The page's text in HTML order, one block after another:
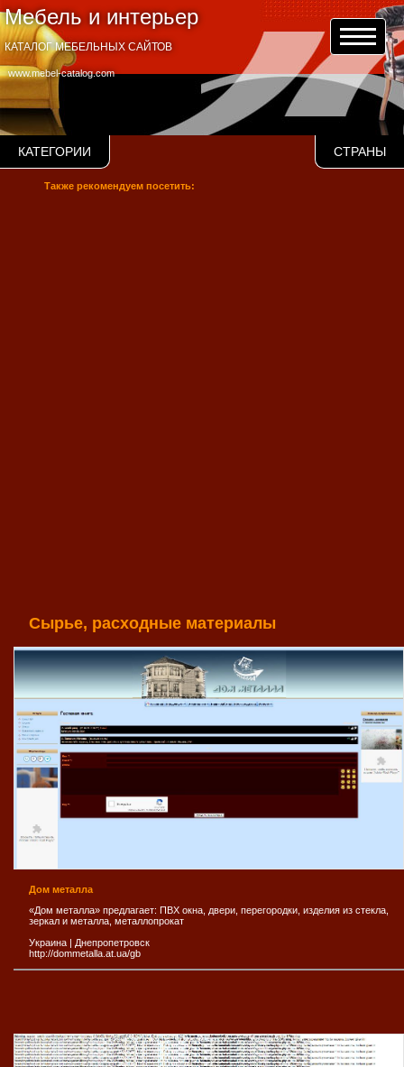
Мебель и интерьер
www.mebel-catalog.com
КАТАЛОГ МЕБЕЛЬНЫХ САЙТОВ
КАТЕГОРИИ СТРАНЫ
Также рекомендуем посетить:
Сырье, расходные материалы
Дом металла
«Дом металла» предлагает: ПВХ окна, двери, перегородки, изделия из стекла,
зеркал и металла, металлопрокат
Украина | Днепропетровск
http://dommetalla.at.ua/gb